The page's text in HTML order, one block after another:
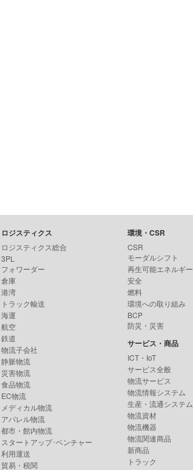
ロジスティクス
ロジスティクス総合
3PL
フォワーダー
倉庫
港湾
トラック輸送
海運
航空
鉄道
物流子会社
静脈物流
災害物流
食品物流
EC物流
メディカル物流
アパレル物流
都市・館内物流
スタートアップ･ベンチャー
利用運送
貿易・税関
環境・CSR
CSR
モーダルシフト
再生可能エネルギー
安全
燃料
環境への取り組み
BCP
防災・災害
サービス・商品
ICT・IoT
サービス全般
物流サービス
物流情報システム
生産・流通システム
物流資材
物流機器
物流関連商品
新商品
トラック